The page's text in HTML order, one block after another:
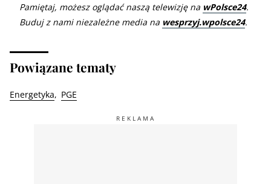
Pamiętaj, możesz oglądać naszą telewizję na wPolsce24.
Buduj z nami niezależne media na wesprzyj.wpolsce24.
Powiązane tematy
Energetyka PGE